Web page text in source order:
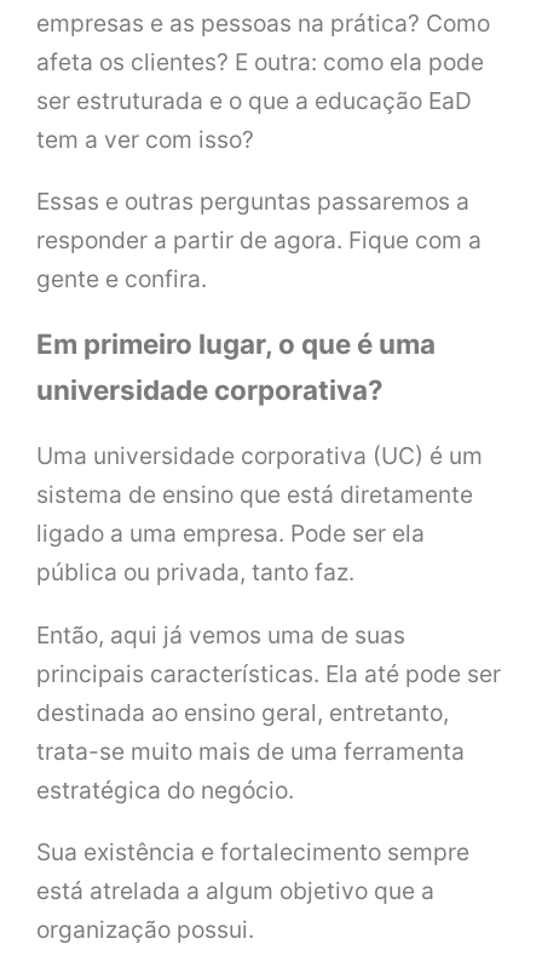
empresas e as pessoas na prática? Como
afeta os clientes? E outra: como ela pode
ser estruturada e o que a educação EaD
tem a ver com isso?
Essas e outras perguntas passaremos a
responder a partir de agora. Fique com a
gente e confira.
Em primeiro lugar, o que é uma
universidade corporativa?
Uma universidade corporativa (UC) é um
sistema de ensino que está diretamente
ligado a uma empresa. Pode ser ela
pública ou privada, tanto faz.
Então, aqui já vemos uma de suas
principais características. Ela até pode ser
destinada ao ensino geral, entretanto,
trata-se muito mais de uma ferramenta
estratégica do negócio.
Sua existência e fortalecimento sempre
está atrelada a algum objetivo que a
organização possui.